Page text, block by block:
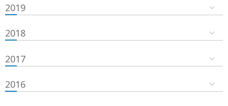
2019
2018
2017
2016